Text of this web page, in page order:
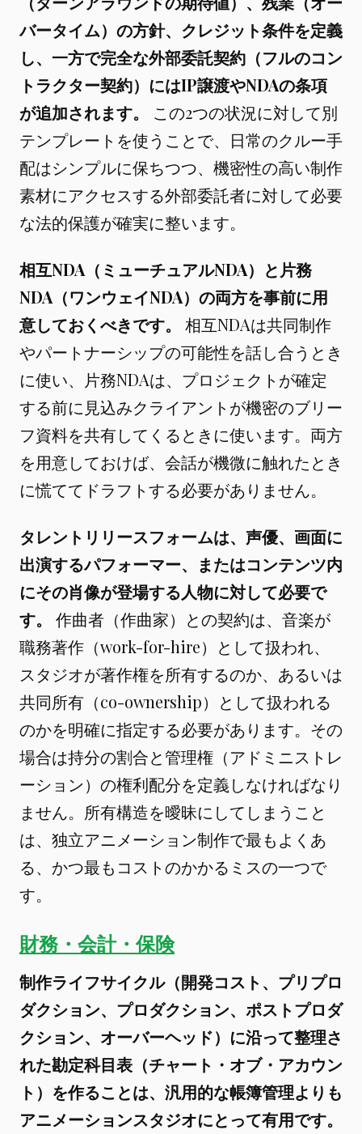
バータイム）の方針、クレジット条件を定義
し、一方で完全な外部委託契約（フルのコン
トラクター契約）にはIP譲渡やNDAの条項
が追加されます。
この2つの状況に対して別
テンプレートを使うことで、日常のクルー手
配はシンプルに保ちつつ、機密性の高い制作
素材にアクセスする外部委託者に対して必要
な法的保護が確実に整います。
相互NDA（ミューチュアルNDA）と片務
NDA（ワンウェイNDA）の両方を事前に用
意しておくべきです。
相互NDAは共同制作
やパートナーシップの可能性を話し合うとき
に使い、片務NDAは、プロジェクトが確定
する前に見込みクライアントが機密のブリー
フ資料を共有してくるときに使います。両方
を用意しておけば、会話が機微に触れたとき
に慌ててドラフトする必要がありません。
タレントリリースフォームは、声優、画面に
出演するパフォーマー、またはコンテンツ内
にその肖像が登場する人物に対して必要で
す。
作曲者（作曲家）との契約は、音楽が
職務著作（work-for-hire）として扱われ、
スタジオが著作権を所有するのか、あるいは
共同所有（co-ownership）として扱われる
のかを明確に指定する必要があります。その
場合は持分の割合と管理権（アドミニストレ
ーション）の権利配分を定義しなければなり
ません。所有構造を曖昧にしてしまうこと
は、独立アニメーション制作で最もよくあ
る、かつ最もコストのかかるミスの一つで
す。
財務・会計・保険
制作ライフサイクル（開発コスト、プリプロ
ダクション、プロダクション、ポストプロダ
クション、オーバーヘッド）に沿って整理さ
れた勘定科目表（チャート・オブ・アカウン
ト）を作ることは、汎用的な帳簿管理よりも
アニメーションスタジオにとって有用です。